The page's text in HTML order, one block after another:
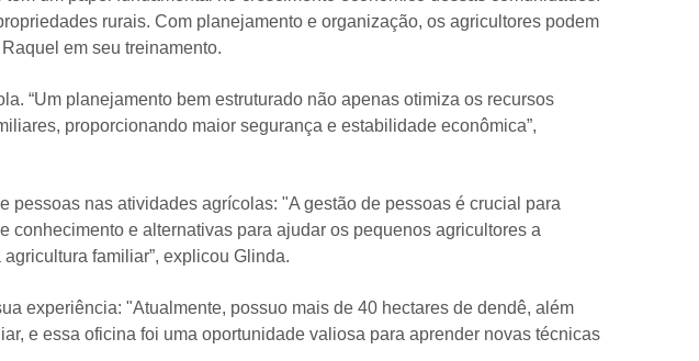
rurais. Com planejamento e organização, os agricultores podem
em seu treinamento.
“Um planejamento bem estruturado não apenas otimiza os recursos
proporcionando maior segurança e estabilidade econômica”,
nas atividades agrícolas: "A gestão de pessoas é crucial para
conhecimento e alternativas para ajudar os pequenos agricultores a
familiar”, explicou Glinda.
experiência: "Atualmente, possuo mais de 40 hectares de dendê, além
e essa oficina foi uma oportunidade valiosa para aprender novas técnicas